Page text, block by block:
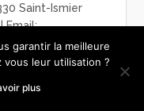
Saint-Ismier
Email:
-CGV
garantir la meilleure
leur utilisation ?
plus